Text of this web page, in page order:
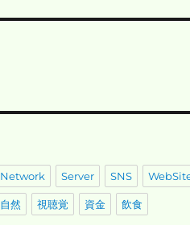
Network Server SNS
自然 視聴覚 資金 飲食